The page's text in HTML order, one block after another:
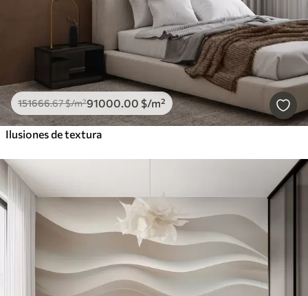
151666.67$/m²91000.00 $/m²
Ilusiones de textura